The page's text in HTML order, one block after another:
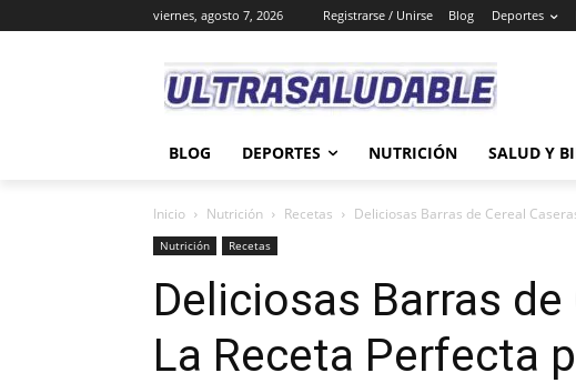
viernes, agosto 7, 2026 Registrarse / Unirse Blog Deportes
BLOG DEPORTES NUTRICIÓN SALUD Y
Inicio Nutrición Recetas Deliciosas Barras de Cereal
Nutrición Recetas
Deliciosas Barras de
La Receta Perfecta